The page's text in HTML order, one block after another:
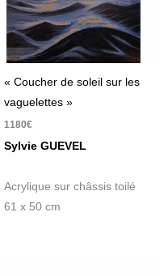
« Coucher de soleil sur les
vaguelettes »
1180€
Sylvie GUEVEL
Acrylique sur châssis toilé
61 x 50 cm